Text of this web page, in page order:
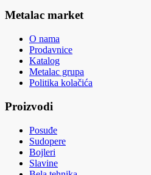
Metalac market
O nama
Prodavnice
Katalog
Metalac grupa
Politika kolačića
Proizvodi
Posuđe
Sudopere
Bojleri
Slavine